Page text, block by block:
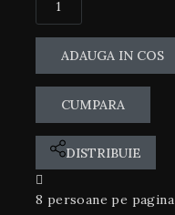
ADAUGA IN COS
CUMPARA
DISTRIBUIE
8 persoane pe